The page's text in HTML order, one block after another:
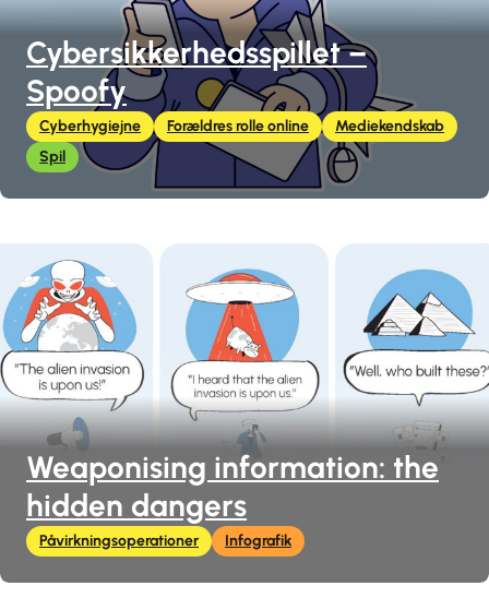
Cybersikkerhedsspillet –
Spoofy
Cyberhygiejne Forældres rolle online
Mediekendskab
Spil
Weaponising information: the
hidden dangers
Påvirkningsoperationer Infografik